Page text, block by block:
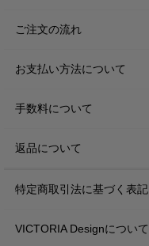
ご注文の流れ
お支払い方法について
手数料について
返品について
特定商取引法に基づく表記
VICTORIA Designについて